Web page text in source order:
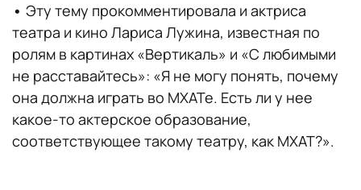
• Эту тему прокомментировала и актриса
театра и кино Лариса Лужина, известная по
ролям в картинах «Вертикаль» и «С любимыми
не расставайтесь»: «Я не могу понять, почему
она должна играть во МХАТе. Есть ли у нее
какое-то актерское образование,
соответствующее такому театру, как МХАТ?».